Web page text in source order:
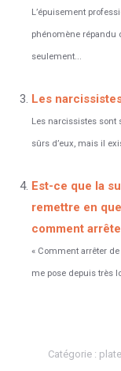
L’épuisement
phénomène répandu
seulement...
Les
Les narcissistes sont
sûrs d’eux, mais il
Est-ce que la
remettre en
comment
« Comment arrêter
me pose depuis très
Catégorie :